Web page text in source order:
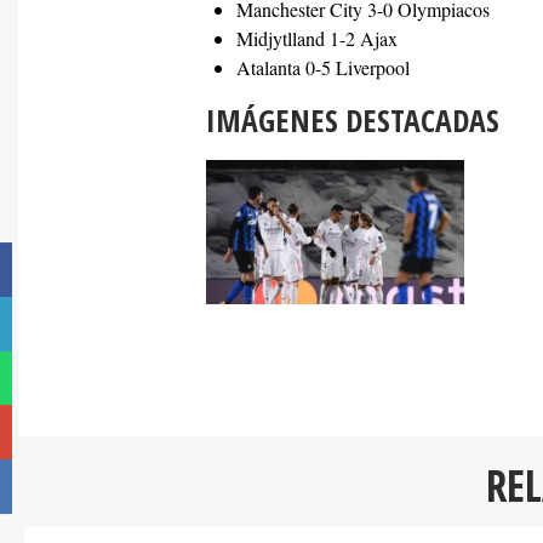
Manchester City 3-0 Olympiacos
Midjytlland 1-2 Ajax
Atalanta 0-5 Liverpool
IMÁGENES DESTACADAS